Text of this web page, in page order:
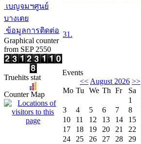
เบญจมฯศูนย์
บางเตย
ข้อมูลการติดต่อ
Graphical counter
from SEP 2550
Truehits stat
Counter Map
31.
Events
<< August 2026 >>
Mo Tu We Th Fr Sa
1
3
4 5 6 7 8
10
11 12 13 14 15
17
18 19 20 21 22
24
25 26 27 28 29